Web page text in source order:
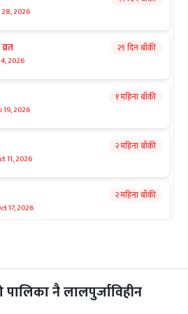
2026
2026
२९ दिन बाँकी
19, 2026
१ महिना बाँकी
11, 2026
२ महिना बाँकी
17, 2026
२ महिना बाँकी
२ महिना बाँकी
पालिका नै लालपुर्जाविहीन